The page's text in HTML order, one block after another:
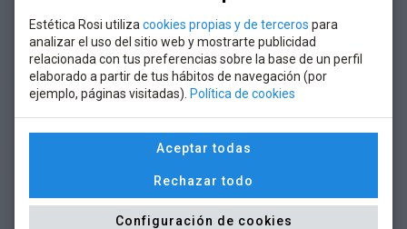
Estética Rosi utiliza cookies propias y de terceros para
analizar el uso del sitio web y mostrarte publicidad
relacionada con tus preferencias sobre la base de un perfil
elaborado a partir de tus hábitos de navegación (por
ejemplo, páginas visitadas). Política de cookies
Aceptar todas
Rechazar todo
Configuración de cookies